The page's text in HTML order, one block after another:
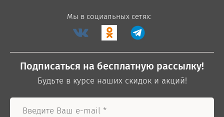
Мы в социальных сетях:
Подписаться на бесплатную рассылку!
Будьте в курсе наших скидок и акций!